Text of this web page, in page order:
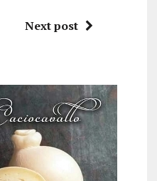
Next post